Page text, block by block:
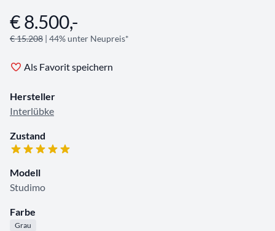
Angebotsinformationen
€ 8.500,-
€ 15.208 | 44% unter Neupreis*
Als Favorit speichern
Hersteller
Interlübke
Zustand
Modell
Studimo
Farbe
Grau